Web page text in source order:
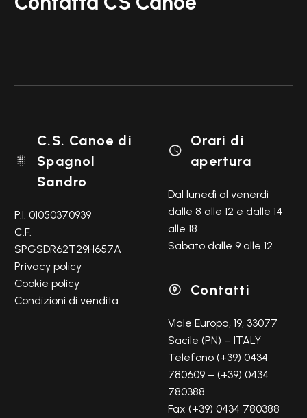

C.S. Canoe di
Spagnol
Sandro
P.I. 01050370939
C.F.
SPGSDR62T29H657A
Privacy policy
Cookie policy
Condizioni di vendita

Orari di
apertura
Dal lunedì al venerdì
dalle 8 alle 12 e dalle 14
alle 18
Sabato dalle 9 alle 12
 Contatti
Viale Europa, 19, 33077
Sacile (PN) – ITALY
Telefono (+39) 0434
780609 – (+39) 0434
780388
Fax (+39) 0434 780388